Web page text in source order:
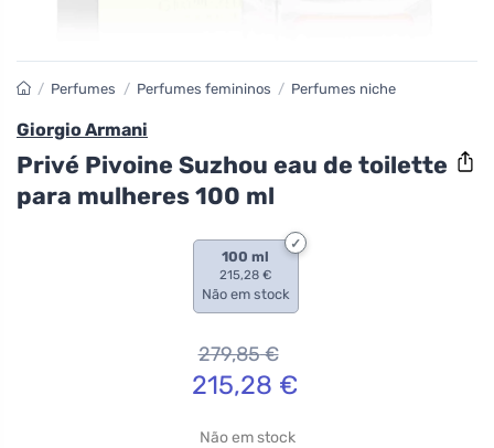
/ Perfumes / Perfumes femininos / Perfumes niche
Giorgio Armani
Privé Pivoine Suzhou eau de toilette
para mulheres 100 ml
100 ml
215,28 €
Não em stock
279,85€
215,28 €
Não em stock